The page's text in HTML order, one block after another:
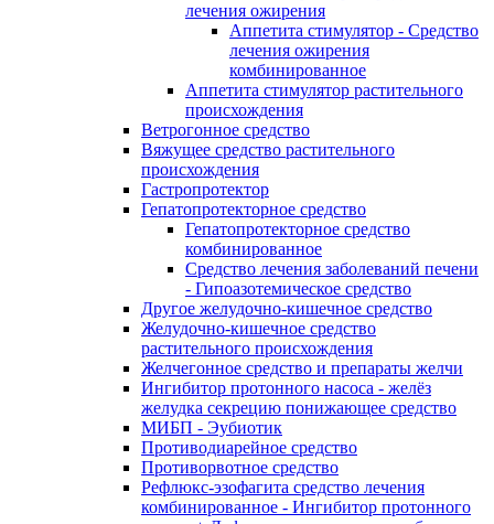
лечения ожирения
Аппетита стимулятор - Средство
лечения ожирения
комбинированное
Аппетита стимулятор растительного
происхождения
Ветрогонное средство
Вяжущее средство растительного
происхождения
Гастропротектор
Гепатопротекторное средство
Гепатопротекторное средство
комбинированное
Средство лечения заболеваний печени
- Гипоазотемическое средство
Другое желудочно-кишечное средство
Желудочно-кишечное средство
растительного происхождения
Желчегонное средство и препараты желчи
Ингибитор протонного насоса - желёз
желудка секрецию понижающее средство
МИБП - Эубиотик
Противодиарейное средство
Противорвотное средство
Рефлюкс-эзофагита средство лечения
комбинированное - Ингибитор протонного